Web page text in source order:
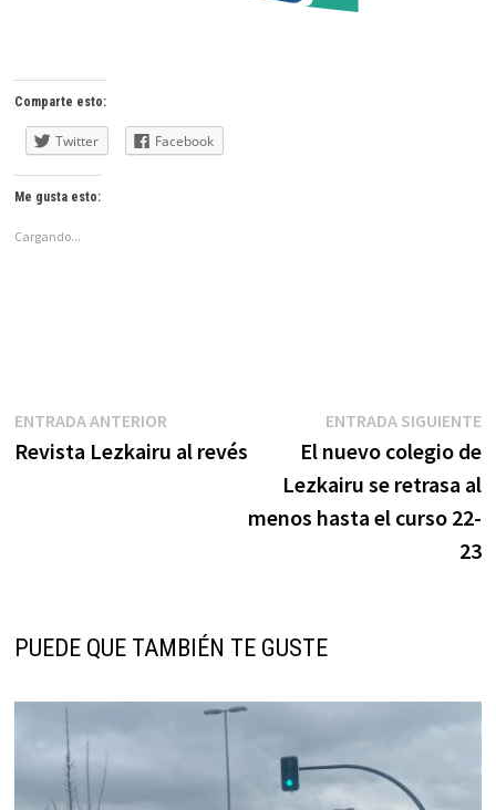
Comparte esto:
Twitter Facebook
Me gusta esto:
Cargando...
Navegación
de
ENTRADA ANTERIOREntrada
anterior:
Revista Lezkairu al revés
ENTRADA SIGUIENTE
El nuevo colegio de
Lezkairu se retrasa al
menos hasta el curso 22-
23
PUEDE QUE TAMBIÉN TE GUSTE